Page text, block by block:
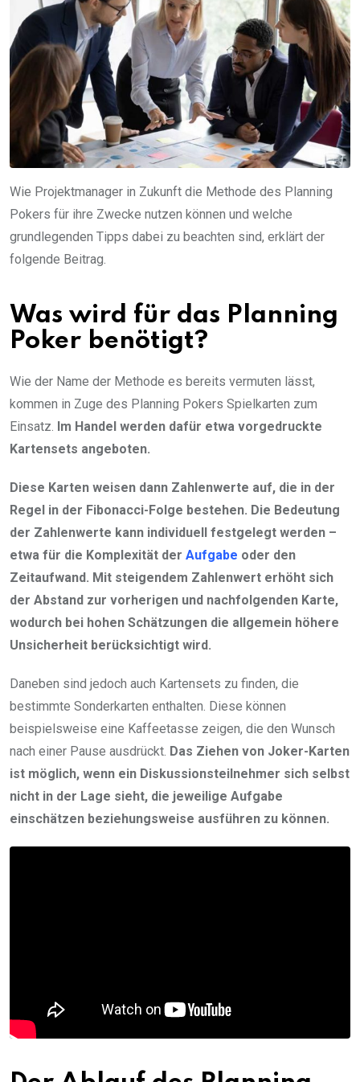
Wie Projektmanager in Zukunft die Methode des Planning
Pokers für ihre Zwecke nutzen können und welche
grundlegenden Tipps dabei zu beachten sind, erklärt der
folgende Beitrag.
Was wird für das Planning
Poker benötigt?
Wie der Name der Methode es bereits vermuten lässt,
kommen in Zuge des Planning Pokers Spielkarten zum
Einsatz. Im Handel werden dafür etwa vorgedruckte
Kartensets angeboten.
Diese Karten weisen dann Zahlenwerte auf, die in der
Regel in der Fibonacci-Folge bestehen. Die Bedeutung
der Zahlenwerte kann individuell festgelegt werden –
etwa für die Komplexität der Aufgabe oder den
Zeitaufwand. Mit steigendem Zahlenwert erhöht sich
der Abstand zur vorherigen und nachfolgenden Karte,
wodurch bei hohen Schätzungen die allgemein höhere
Unsicherheit berücksichtigt wird.
Daneben sind jedoch auch Kartensets zu finden, die
bestimmte Sonderkarten enthalten. Diese können
beispielsweise eine Kaffeetasse zeigen, die den Wunsch
nach einer Pause ausdrückt. Das Ziehen von Joker-Karten
ist möglich, wenn ein Diskussionsteilnehmer sich selbst
nicht in der Lage sieht, die jeweilige Aufgabe
einschätzen beziehungsweise ausführen zu können.